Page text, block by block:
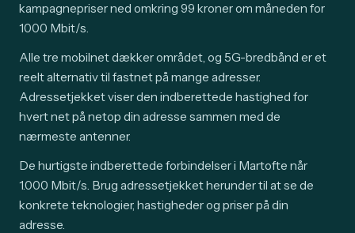
kampagnepriser ned omkring 99 kroner om måneden for
1000 Mbit/s.
Alle tre mobilnet dækker området, og 5G-bredbånd er et
reelt alternativ til fastnet på mange adresser.
Adressetjekket viser den indberettede hastighed for
hvert net på netop din adresse sammen med de
nærmeste antenner.
De hurtigste indberettede forbindelser i Martofte når
1.000 Mbit/s. Brug adressetjekket herunder til at se de
konkrete teknologier, hastigheder og priser på din
adresse.